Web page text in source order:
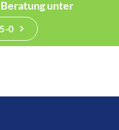
unter
0